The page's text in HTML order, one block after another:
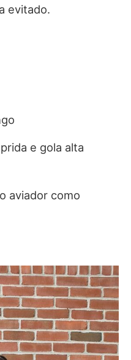
evitado.
e gola alta
aviador como